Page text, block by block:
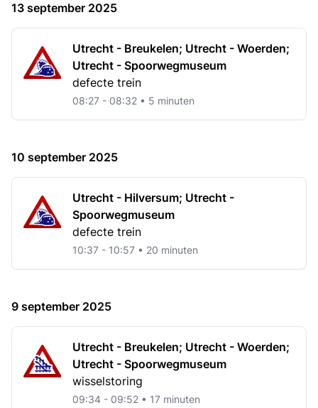
13 september 2025
Utrecht - Breukelen; Utrecht - Woerden;
Utrecht - Spoorwegmuseum
defecte trein
08:27 - 08:32 • 5 minuten
10 september 2025
Utrecht - Hilversum; Utrecht -
Spoorwegmuseum
defecte trein
10:37 - 10:57 • 20 minuten
9 september 2025
Utrecht - Breukelen; Utrecht - Woerden;
Utrecht - Spoorwegmuseum
wisselstoring
09:34 - 09:52 • 17 minuten